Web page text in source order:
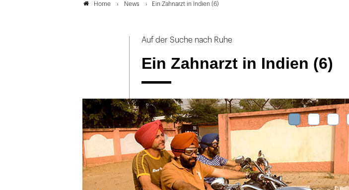
Home News Ein Zahnarzt in Indien (6)
Auf der Suche nach Ruhe
Ein Zahnarzt in Indien (6)